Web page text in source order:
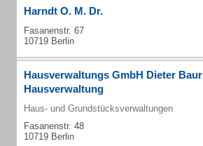
Harndt O. M. Dr.
Fasanenstr. 67
10719 Berlin
Hausverwaltungs GmbH Dieter Baur
Hausverwaltung
Haus- und Grundstücksverwaltungen
Fasanenstr. 48
10719 Berlin